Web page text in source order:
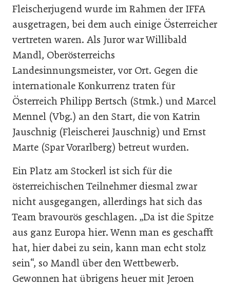
Fleischerjugend wurde im Rahmen der IFFA
ausgetragen, bei dem auch einige Österreicher
vertreten waren. Als Juror war Willibald
Mandl, Oberösterreichs
Landesinnungsmeister, vor Ort. Gegen die
internationale Konkurrenz traten für
Österreich Philipp Bertsch (Stmk.) und Marcel
Mennel (Vbg.) an den Start, die von Katrin
Jauschnig (Fleischerei Jauschnig) und Ernst
Marte (Spar Vorarlberg) betreut wurden.
Ein Platz am Stockerl ist sich für die
österreichischen Teilnehmer diesmal zwar
nicht ausgegangen, allerdings hat sich das
Team bravourös geschlagen. „Da ist die Spitze
aus ganz Europa hier. Wenn man es geschafft
hat, hier dabei zu sein, kann man echt stolz
sein“, so Mandl über den Wettbewerb.
Gewonnen hat übrigens heuer mit Jeroen